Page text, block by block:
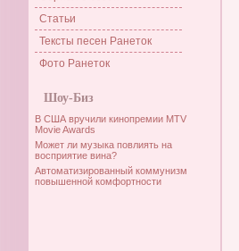
Статьи
Тексты песен Ранеток
Фото Ранеток
Шоу-Биз
В США вручили кинопремии MTV
Movie Awards
Может ли музыка повлиять на
восприятие вина?
Автоматизированный коммунизм
повышенной комфортности